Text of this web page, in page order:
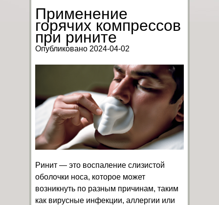
Применение
горячих компрессов
при рините
Опубликовано 2024-04-02
Ринит — это воспаление слизистой
оболочки носа, которое может
возникнуть по разным причинам, таким
как вирусные инфекции, аллергии или